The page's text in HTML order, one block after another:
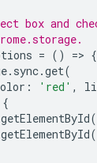
box and
= () => {
. sync.get(
: 'red' ,
{
getElementById(
getElementById(